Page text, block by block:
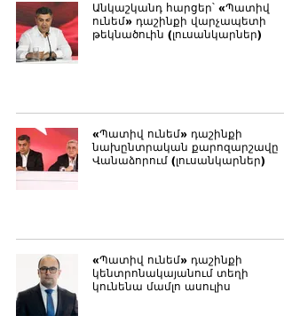
Անկաշկանդ հարցեր՝ «Պատիվ
ունեմ» դաշինքի վարչապետի
թեկնածուին (լուսանկարներ)
«Պատիվ ունեմ» դաշինքի
նախընտրական քարոզարշավը
Վանաձորում (լուսանկարներ)
«Պատիվ ունեմ» դաշինքի
կենտրոնակայանում տեղի
կունենա մամլո ասուլիս